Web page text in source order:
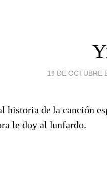
19 DE OCTUBRE
historia de la canción
le doy al lunfardo.